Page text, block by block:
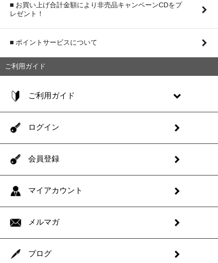
■ お買い上げ合計金額により非売品キャンペーンCDをプ
レゼント！
■ ポイントサービスについて
ご利用ガイド
ご利用ガイド
ログイン
会員登録
マイアカウント
メルマガ
ブログ